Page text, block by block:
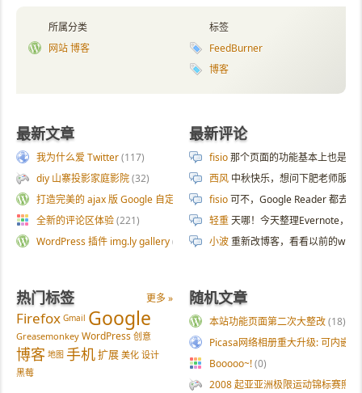
标签
FeedBurner
博客
所属分类
网站 博客
最新文章
我为什么爱 Twitter(117)
diy 山寨投影家庭影院(32)
打造完美的 ajax 版 Google 自定义搜索 (187)
全新的评论区体验(221)
WordPress 插件 img.ly gallery(54)
更多 »
热门标签
Firefox Gmail Google
Greasemonkey WordPress 创意
博客 地图 手机扩展 美化 设计
黑莓
最新评论
fisio那个页面的功能基本上也是
西风 中秋快乐，想问下肥老师服
fisio可不，Google Reader 都去
轻重天哪！今天整理Evernote，
小波重新改博客，看看以前的wp
随机文章
本站功能页面第二次大整改(18)
Picasa网络相册重大升级: 可内嵌
Booooo~!(0)
2008 起亚亚洲极限运动锦标赛照片